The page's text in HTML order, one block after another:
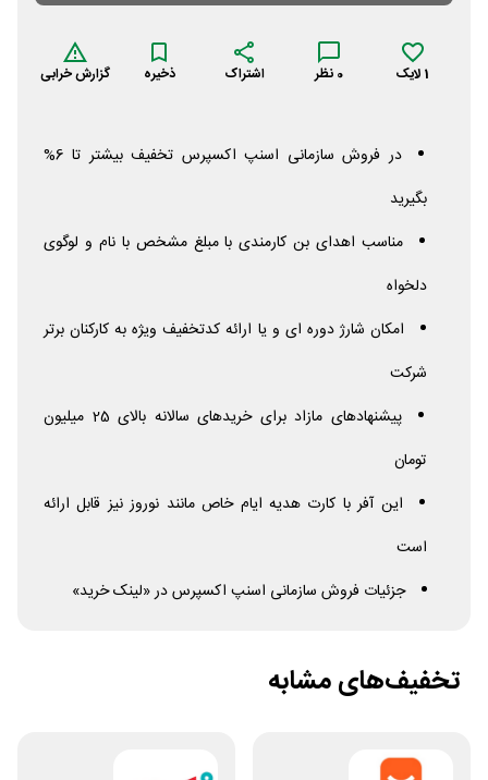
1لایک 0 نظر اشتراک ذخیره گزارش خرابی
در فروش سازمانی اسنپ اکسپرس تخفیف بیشتر تا 6%
بگیرید
مناسب اهدای بن کارمندی با مبلغ مشخص با نام و لوگوی
دلخواه
امکان شارژ دوره ای و یا ارائه کدتخفیف ویژه به کارکنان برتر
شرکت
پیشنهادهای مازاد برای خریدهای سالانه بالای 25 میلیون
تومان
این آفر با کارت هدیه ایام خاص مانند نوروز نیز قابل ارائه
است
جزئیات فروش سازمانی اسنپ اکسپرس در «لینک خرید»
تخفیف‌های مشابه